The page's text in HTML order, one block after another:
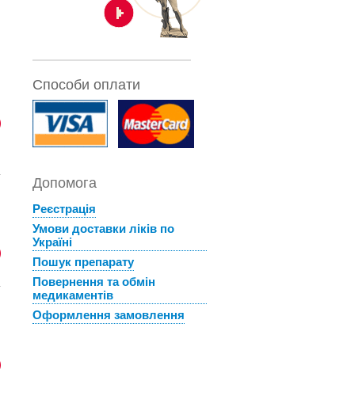
Способи оплати
Допомога
Реєстрація
Умови доставки ліків по
Україні
Пошук препарату
Повернення та обмін
медикаментів
Оформлення замовлення